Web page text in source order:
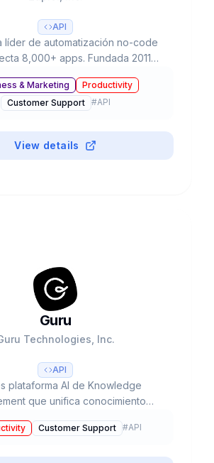
API
líder de automatización no-code
8,000+ apps. Fundada 2011
usuarios, 100K+ clientes pagados.
AI Agents, Copilot y Chatbots.
& Marketing
Productivity
Customer Support
#API
View details
Guru
Technologies, Inc.
API
plataforma AI de Knowledge
que unifica conocimiento
Verification. Usado por Shopify,
Customer Support #API